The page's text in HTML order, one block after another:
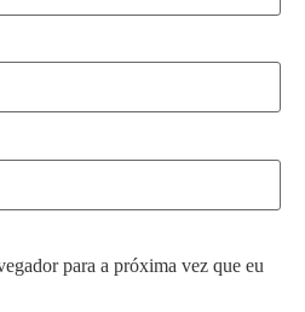
para a próxima vez que eu